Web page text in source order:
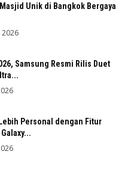
Unik di Bangkok Bergaya
2026
Samsung Resmi Rilis Duet
Personal dengan Fitur